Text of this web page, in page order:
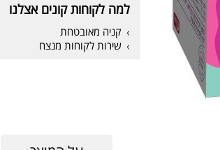
למה לקוחות קונים אצלנו
קניה מאובטחת
שירות לקוחות מנצח